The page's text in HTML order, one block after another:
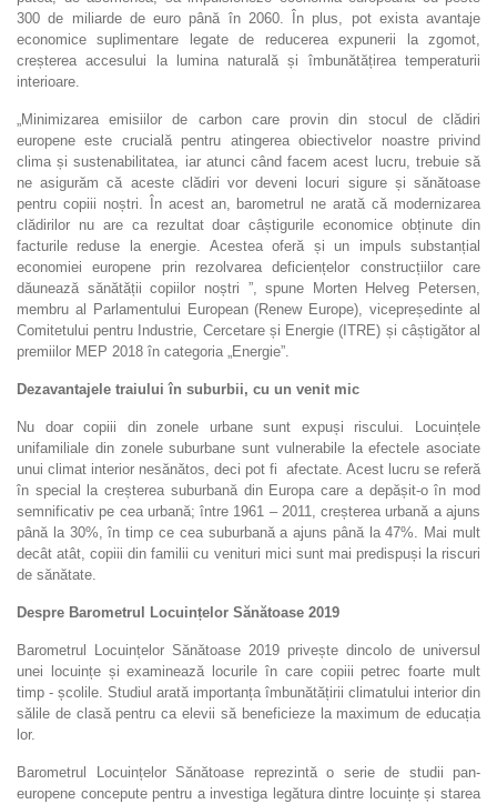
300 de miliarde de euro până în 2060. În plus, pot exista avantaje
economice suplimentare legate de reducerea expunerii la zgomot,
creșterea accesului la lumina naturală și îmbunătățirea temperaturii
interioare.
„Minimizarea emisiilor de carbon care provin din stocul de clădiri
europene este crucială pentru atingerea obiectivelor noastre privind
clima și sustenabilitatea, iar atunci când facem acest lucru, trebuie să
ne asigurăm că aceste clădiri vor deveni locuri sigure și sănătoase
pentru copiii noștri. În acest an, barometrul ne arată că modernizarea
clădirilor nu are ca rezultat doar câștigurile economice obținute din
facturile reduse la energie. Acestea oferă și un impuls substanțial
economiei europene prin rezolvarea deficiențelor construcțiilor care
dăunează sănătății copiilor noștri ”, spune Morten Helveg Petersen,
membru al Parlamentului European (Renew Europe), vicepreședinte al
Comitetului pentru Industrie, Cercetare și Energie (ITRE) și câștigător al
premiilor MEP 2018 în categoria „Energie”.
Dezavantajele traiului în suburbii, cu un venit mic
Nu doar copiii din zonele urbane sunt expuși riscului. Locuințele
unifamiliale din zonele suburbane sunt vulnerabile la efectele asociate
unui climat interior nesănătos, deci pot fi afectate. Acest lucru se referă
în special la creșterea suburbană din Europa care a depășit-o în mod
semnificativ pe cea urbană; între 1961 – 2011, creșterea urbană a ajuns
până la 30%, în timp ce cea suburbană a ajuns până la 47%. Mai mult
decât atât, copiii din familii cu venituri mici sunt mai predispuși la riscuri
de sănătate.
Despre Barometrul Locuințelor Sănătoase 2019
Barometrul Locuințelor Sănătoase 2019 privește dincolo de universul
unei locuințe și examinează locurile în care copiii petrec foarte mult
timp - școlile. Studiul arată importanța îmbunătățirii climatului interior din
sălile de clasă pentru ca elevii să beneficieze la maximum de educația
lor.
Barometrul Locuințelor Sănătoase reprezintă o serie de studii pan-
europene concepute pentru a investiga legătura dintre locuințe și starea